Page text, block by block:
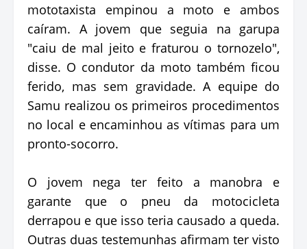
mototaxista empinou a moto e ambos
caíram. A jovem que seguia na garupa
"caiu de mal jeito e fraturou o tornozelo",
disse. O condutor da moto também ficou
ferido, mas sem gravidade. A equipe do
Samu realizou os primeiros procedimentos
no local e encaminhou as vítimas para um
pronto-socorro.
O jovem nega ter feito a manobra e
garante que o pneu da motocicleta
derrapou e que isso teria causado a queda.
Outras duas testemunhas afirmam ter visto